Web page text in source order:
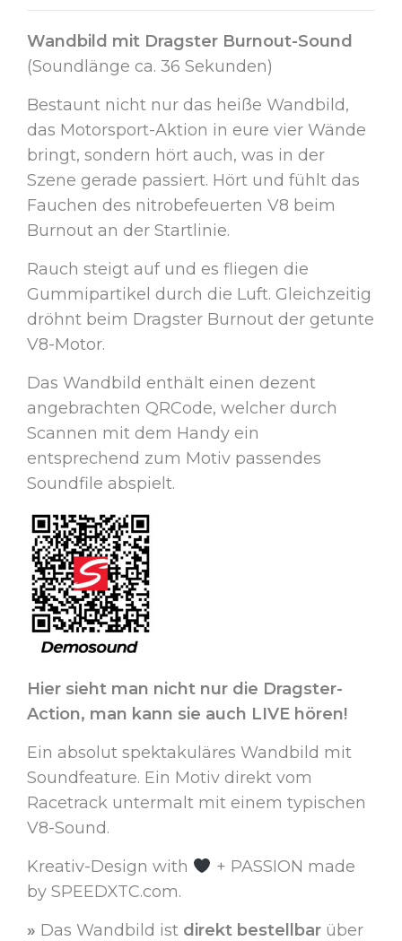
Wandbild mit Dragster Burnout-Sound
(Soundlänge ca. 36 Sekunden)
Bestaunt nicht nur das heiße Wandbild,
das Motorsport-Aktion in eure vier Wände
bringt, sondern hört auch, was in der
Szene gerade passiert. Hört und fühlt das
Fauchen des nitrobefeuerten V8 beim
Burnout an der Startlinie.
Rauch steigt auf und es fliegen die
Gummipartikel durch die Luft. Gleichzeitig
dröhnt beim Dragster Burnout der getunte
V8-Motor.
Das Wandbild enthält einen dezent
angebrachten QRCode, welcher durch
Scannen mit dem Handy ein
entsprechend zum Motiv passendes
Soundfile abspielt.
Hier sieht man nicht nur die Dragster-
Action, man kann sie auch LIVE hören!
Ein absolut spektakuläres Wandbild mit
Soundfeature. Ein Motiv direkt vom
Racetrack untermalt mit einem typischen
V8-Sound.
Kreativ-Design with
+ PASSION made
by SPEEDXTC.com.
» Das Wandbild ist direkt bestellbar über